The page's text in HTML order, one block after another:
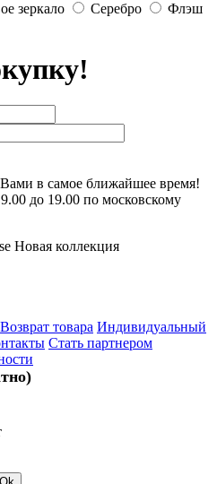
зеркало Серебро
Флэш
в самое ближайшее время!
до 19.00 по московскому
Новая коллекция
Возврат товара Индивидуальный
Стать партнером